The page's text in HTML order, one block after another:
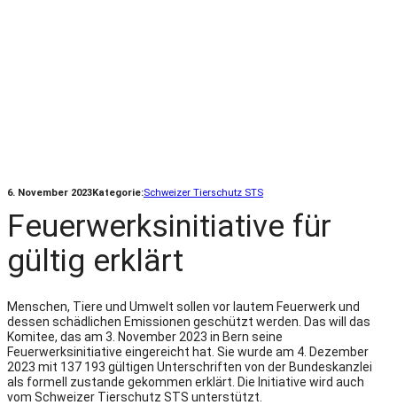
6. November 2023Kategorie:Schweizer Tierschutz STS
Feuerwerksinitiative für
gültig erklärt
Menschen, Tiere und Umwelt sollen vor lautem Feuerwerk und
dessen schädlichen Emissionen geschützt werden. Das will das
Komitee, das am 3. November 2023 in Bern seine
Feuerwerksinitiative eingereicht hat. Sie wurde am 4. Dezember
2023 mit 137 193 gültigen Unterschriften von der Bundeskanzlei
als formell zustande gekommen erklärt. Die Initiative wird auch
vom Schweizer Tierschutz STS unterstützt.